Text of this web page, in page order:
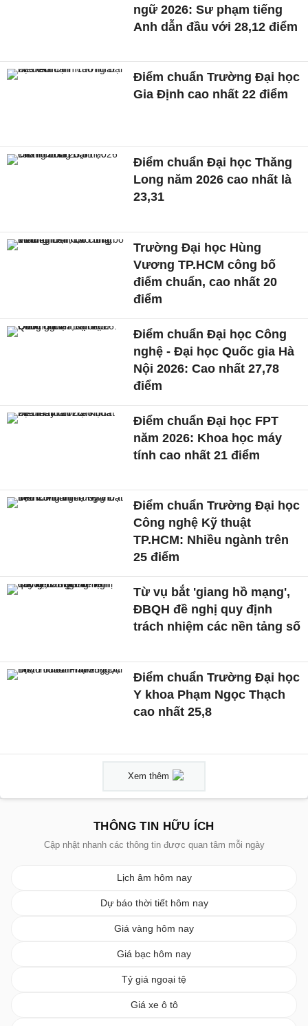
ngữ 2026: Sư phạm tiếng
Anh dẫn đầu với 28,12 điểm
Điểm chuẩn Trường Đại học
Gia Định cao nhất 22 điểm
Điểm chuẩn Đại học Thăng
Long năm 2026 cao nhất là
23,31
Trường Đại học Hùng
Vương TP.HCM công bố
điểm chuẩn, cao nhất 20
điểm
Điểm chuẩn Đại học Công
nghệ - Đại học Quốc gia Hà
Nội 2026: Cao nhất 27,78
điểm
Điểm chuẩn Đại học FPT
năm 2026: Khoa học máy
tính cao nhất 21 điểm
Điểm chuẩn Trường Đại học
Công nghệ Kỹ thuật
TP.HCM: Nhiều ngành trên
25 điểm
Từ vụ bắt 'giang hồ mạng',
ĐBQH đề nghị quy định
trách nhiệm các nền tảng số
Điểm chuẩn Trường Đại học
Y khoa Phạm Ngọc Thạch
cao nhất 25,8
Xem thêm
THÔNG TIN HỮU ÍCH
Cập nhật nhanh các thông tin được quan tâm mỗi ngày
Lịch âm hôm nay
Dự báo thời tiết hôm nay
Giá vàng hôm nay
Giá bạc hôm nay
Tỷ giá ngoại tệ
Giá xe ô tô